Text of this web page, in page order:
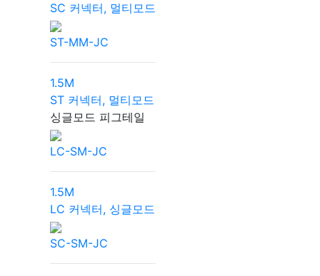
SC 커넥터, 멀티모드
ST-MM-JC
1.5M
ST 커넥터, 멀티모드
싱글모드 피그테일
LC-SM-JC
1.5M
LC 커넥터, 싱글모드
SC-SM-JC